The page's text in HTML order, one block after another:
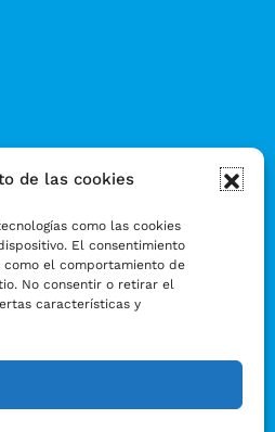
de las cookies
como las cookies
El consentimiento
el comportamiento de
No consentir o retirar el
características y